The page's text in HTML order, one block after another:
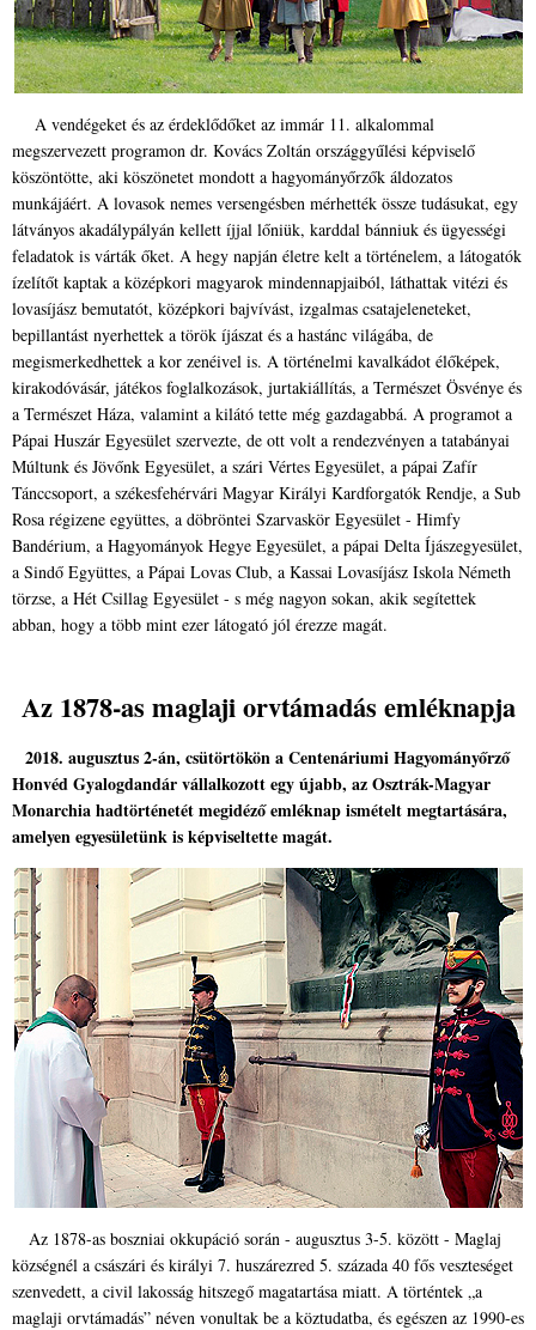
A vendégeket és az érdeklődőket az immár 11. alkalommal
megszervezett programon dr. Kovács Zoltán országgyűlési képviselő
köszöntötte, aki köszönetet mondott a hagyományőrzők áldozatos
munkájáért. A lovasok nemes versengésben mérhették össze tudásukat, egy
látványos akadálypályán kellett íjjal lőniük, karddal bánniuk és ügyességi
feladatok is várták őket. A hegy napján életre kelt a történelem, a látogatók
ízelítőt kaptak a középkori magyarok mindennapjaiból, láthattak vitézi és
lovasíjász bemutatót, középkori bajvívást, izgalmas csatajeleneteket,
bepillantást nyerhettek a török íjászat és a hastánc világába, de
megismerkedhettek a kor zenéivel is. A történelmi kavalkádot élőképek,
kirakodóvásár, játékos foglalkozások, jurtakiállítás, a Természet Ösvénye és
a Természet Háza, valamint a kilátó tette még gazdagabbá. A programot a
Pápai Huszár Egyesület szervezte, de ott volt a rendezvényen a tatabányai
Múltunk és Jövőnk Egyesület, a szári Vértes Egyesület, a pápai Zafír
Tánccsoport, a székesfehérvári Magyar Királyi Kardforgatók Rendje, a Sub
Rosa régizene együttes, a döbröntei Szarvaskör Egyesület - Himfy
Bandérium, a Hagyományok Hegye Egyesület, a pápai Delta Íjászegyesület,
a Sindő Együttes, a Pápai Lovas Club, a Kassai Lovasíjász Iskola Németh
törzse, a Hét Csillag Egyesület - s még nagyon sokan, akik segítettek
abban, hogy a több mint ezer látogató jól érezze magát.
Az 1878-as maglaji orvtámadás emléknapja
2018. augusztus 2-án, csütörtökön a Centenáriumi Hagyományőrző
Honvéd Gyalogdandár vállalkozott egy újabb, az Osztrák-Magyar
Monarchia hadtörténetét megidéző emléknap ismételt megtartására,
amelyen egyesületünk is képviseltette magát.
Az 1878-as boszniai okkupáció során - augusztus 3-5. között - Maglaj
községnél a császári és királyi 7. huszárezred 5. százada 40 fős veszteséget
szenvedett, a civil lakosság hitszegő magatartása miatt. A történtek „a
maglaji orvtámadás” néven vonultak be a köztudatba, és egészen az 1990-es